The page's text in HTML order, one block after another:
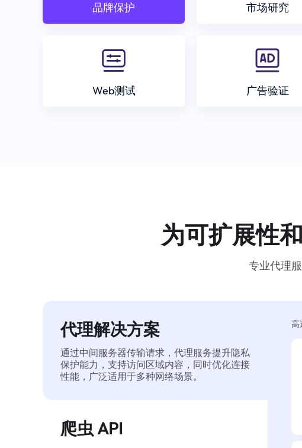
品牌保护 市场研究
Web测试 广告验证
为可扩展性
专业代理
代理解决方案
通过中间服务器传输请求，代理服务提升隐私
保护能力，支持访问区域内容，同时优化连接
性能，广泛适用于多种网络场景。
爬虫 API
高